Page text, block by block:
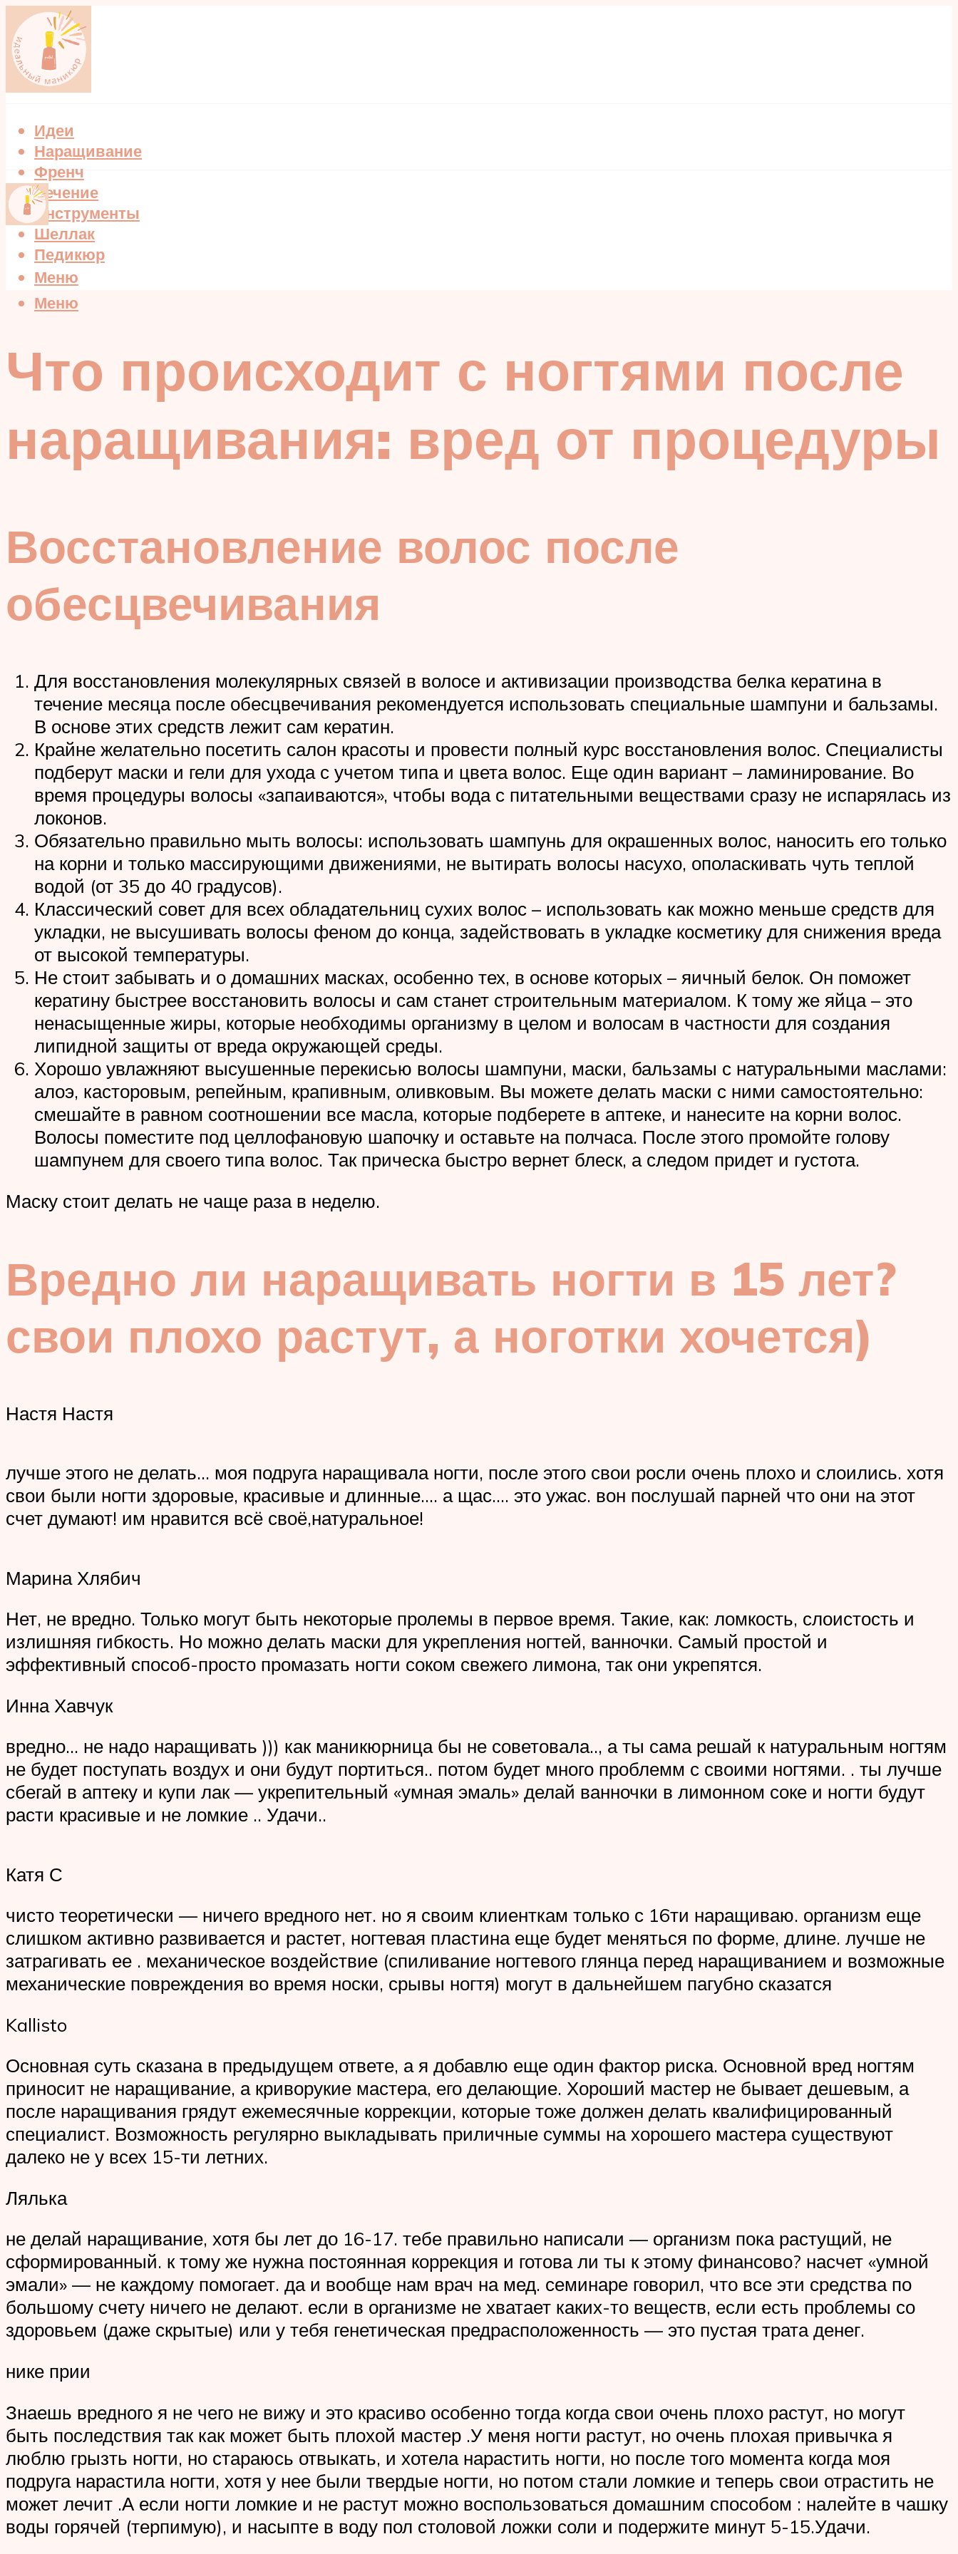
Идеи
Наращивание
Френч
Лечение
Инструменты
Шеллак
Педикюр
Меню
Меню
Что происходит с ногтями после
наращивания: вред от процедуры
Восстановление волос после
обесцвечивания
Для восстановления молекулярных связей в волосе и активизации производства белка кератина в
течение месяца после обесцвечивания рекомендуется использовать специальные шампуни и бальзамы.
В основе этих средств лежит сам кератин.
Крайне желательно посетить салон красоты и провести полный курс восстановления волос. Специалисты
подберут маски и гели для ухода с учетом типа и цвета волос. Еще один вариант – ламинирование. Во
время процедуры волосы «запаиваются», чтобы вода с питательными веществами сразу не испарялась из
локонов.
Обязательно правильно мыть волосы: использовать шампунь для окрашенных волос, наносить его только
на корни и только массирующими движениями, не вытирать волосы насухо, ополаскивать чуть теплой
водой (от 35 до 40 градусов).
Классический совет для всех обладательниц сухих волос – использовать как можно меньше средств для
укладки, не высушивать волосы феном до конца, задействовать в укладке косметику для снижения вреда
от высокой температуры.
Не стоит забывать и о домашних масках, особенно тех, в основе которых – яичный белок. Он поможет
кератину быстрее восстановить волосы и сам станет строительным материалом. К тому же яйца – это
ненасыщенные жиры, которые необходимы организму в целом и волосам в частности для создания
липидной защиты от вреда окружающей среды.
Хорошо увлажняют высушенные перекисью волосы шампуни, маски, бальзамы с натуральными маслами:
алоэ, касторовым, репейным, крапивным, оливковым. Вы можете делать маски с ними самостоятельно:
смешайте в равном соотношении все масла, которые подберете в аптеке, и нанесите на корни волос.
Волосы поместите под целлофановую шапочку и оставьте на полчаса. После этого промойте голову
шампунем для своего типа волос. Так прическа быстро вернет блеск, а следом придет и густота.
Маску стоит делать не чаще раза в неделю.
Вредно ли наращивать ногти в 15 лет?
свои плохо растут, а ноготки хочется)
Настя Настя
лучше этого не делать… моя подруга наращивала ногти, после этого свои росли очень плохо и слоились. хотя
свои были ногти здоровые, красивые и длинные…. а щас…. это ужас. вон послушай парней что они на этот
счет думают! им нравится всё своё,натуральное!
Марина Хлябич
Нет, не вредно. Только могут быть некоторые пролемы в первое время. Такие, как: ломкость, слоистость и
излишняя гибкость. Но можно делать маски для укрепления ногтей, ванночки. Самый простой и
эффективный способ-просто промазать ногти соком свежего лимона, так они укрепятся.
Инна Хавчук
вредно… не надо наращивать ))) как маникюрница бы не советовала.., а ты сама решай к натуральным ногтям
не будет поступать воздух и они будут портиться.. потом будет много проблемм с своими ногтями. . ты лучше
сбегай в аптеку и купи лак — укрепительный «умная эмаль» делай ванночки в лимонном соке и ногти будут
расти красивые и не ломкие .. Удачи..
Катя С
чисто теоретически — ничего вредного нет. но я своим клиенткам только с 16ти наращиваю. организм еще
слишком активно развивается и растет, ногтевая пластина еще будет меняться по форме, длине. лучше не
затрагивать ее . механическое воздействие (спиливание ногтевого глянца перед наращиванием и возможные
механические повреждения во время носки, срывы ногтя) могут в дальнейшем пагубно сказатся
Kallisto
Основная суть сказана в предыдущем ответе, а я добавлю еще один фактор риска. Основной вред ногтям
приносит не наращивание, а криворукие мастера, его делающие. Хороший мастер не бывает дешевым, а
после наращивания грядут ежемесячные коррекции, которые тоже должен делать квалифицированный
специалист. Возможность регулярно выкладывать приличные суммы на хорошего мастера существуют
далеко не у всех 15-ти летних.
Лялька
не делай наращивание, хотя бы лет до 16-17. тебе правильно написали — организм пока растущий, не
сформированный. к тому же нужна постоянная коррекция и готова ли ты к этому финансово? насчет «умной
эмали» — не каждому помогает. да и вообще нам врач на мед. семинаре говорил, что все эти средства по
большому счету ничего не делают. если в организме не хватает каких-то веществ, если есть проблемы со
здоровьем (даже скрытые) или у тебя генетическая предрасположенность — это пустая трата денег.
нике прии
Знаешь вредного я не чего не вижу и это красиво особенно тогда когда свои очень плохо растут, но могут
быть последствия так как может быть плохой мастер .У меня ногти растут, но очень плохая привычка я
люблю грызть ногти, но стараюсь отвыкать, и хотела нарастить ногти, но после того момента когда моя
подруга нарастила ногти, хотя у нее были твердые ногти, но потом стали ломкие и теперь свои отрастить не
может лечит .А если ногти ломкие и не растут можно воспользоваться домашним способом : налейте в чашку
воды горячей (терпимую), и насыпте в воду пол столовой ложки соли и подержите минут 5-15.Удачи.